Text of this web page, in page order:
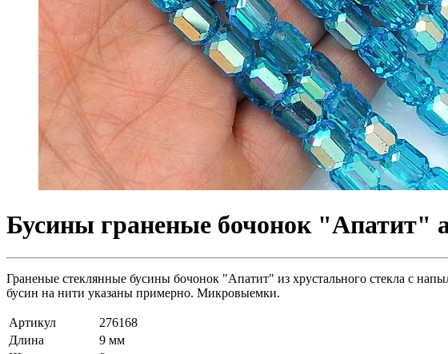
Бусины граненые бочонок "Апатит"
Граненые стеклянные бусины бочонок "Апатит" из хрустального стекла с
бусин на нити указаны примерно. Микровыемки.
Артикул
276168
Длина
9 мм